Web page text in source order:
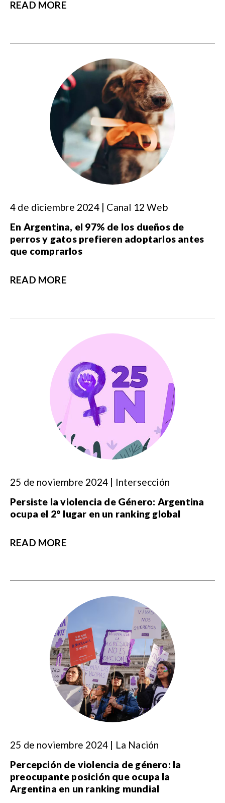
READ MORE
4 de diciembre 2024 | Canal 12 Web
En Argentina, el 97% de los dueños de
perros y gatos prefieren adoptarlos antes
que comprarlos
READ MORE
25 de noviembre 2024 | Intersección
Persiste la violencia de Género: Argentina
ocupa el 2° lugar en un ranking global
READ MORE
25 de noviembre 2024 | La Nación
Percepción de violencia de género: la
preocupante posición que ocupa la
Argentina en un ranking mundial